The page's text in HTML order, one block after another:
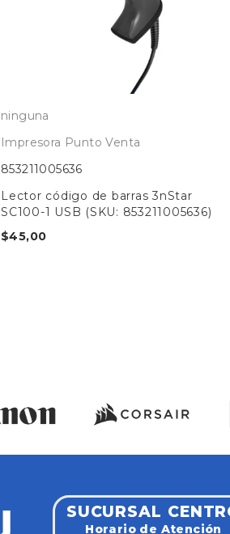
ninguna
Impresora Punto Venta
853211005636
Lector código de barras 3nStar
SC100-1 USB (SKU: 853211005636)
$45,00
SUCURSAL
Horario de Atención